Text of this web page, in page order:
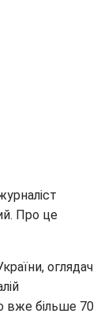
Про це
оглядач
вже більше 70